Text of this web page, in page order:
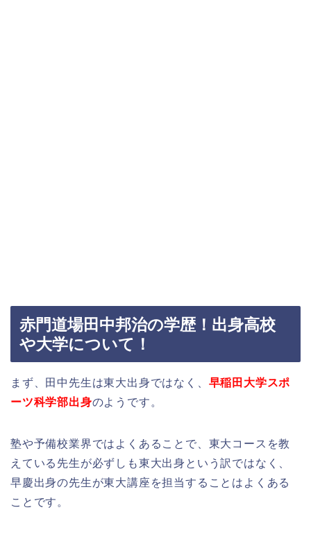
赤門道場田中邦治の学歴！出身高校
や大学について！
まず、田中先生は東大出身ではなく、 早稲田大学スポ
ーツ科学部出身のようです。
塾や予備校業界ではよくあることで、東大コースを教
えている先生が必ずしも東大出身という訳ではなく、
早慶出身の先生が東大講座を担当することはよくある
ことです。